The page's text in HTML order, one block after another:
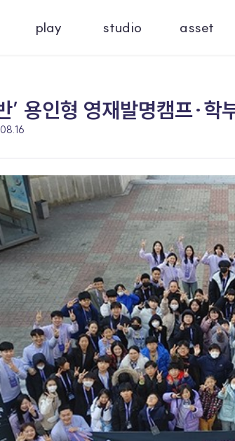
play studio asset
’ 용인형 영재발명캠프·